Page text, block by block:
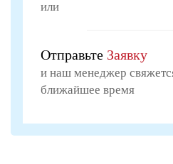
или
Отправьте Заявку
и наш менеджер
ближайшее время